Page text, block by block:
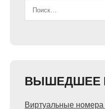
ВЫШЕДШЕЕ
Виртуальные номера